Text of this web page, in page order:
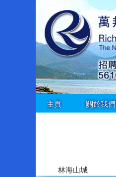
主頁 關於我們
林海山城